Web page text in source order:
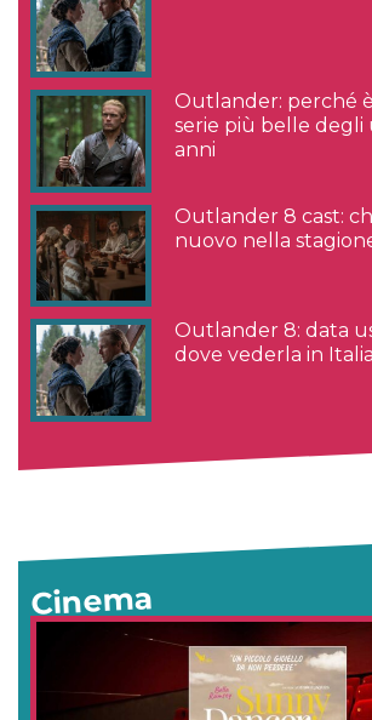
Outlander: perché
serie più belle degli
anni
Outlander 8 cast:
nuovo nella
Outlander 8: data
dove vederla in Italia
Cinema